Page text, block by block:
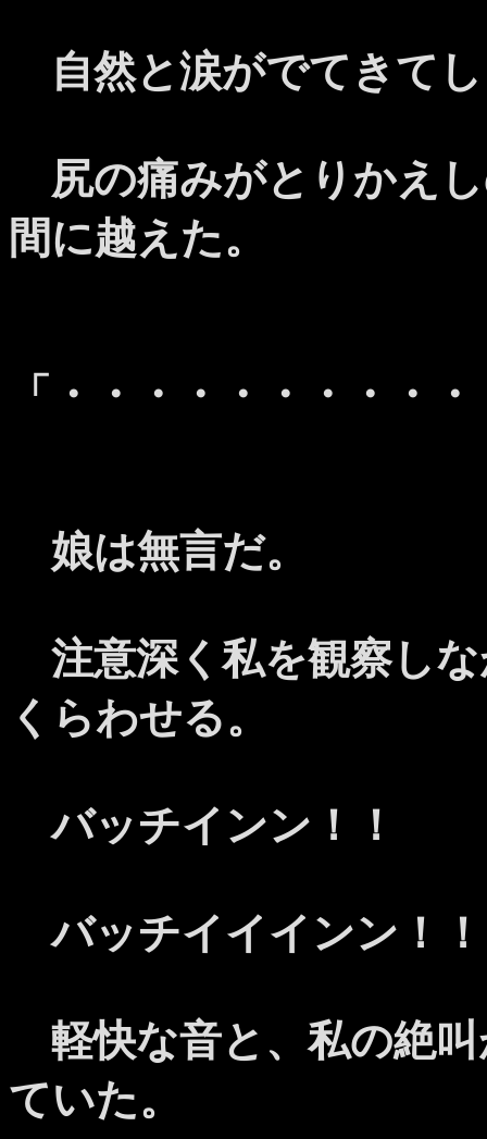
自然と涙がでてきて
尻の痛みがとりかえ
間に越えた。
「・・・・・・・・・
娘は無言だ。
注意深く私を観察し
くらわせる。
バッチインン！！
バッチイイインン！！
軽快な音と、私の絶
ていた。